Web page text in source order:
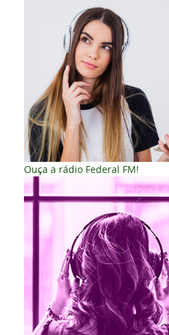
Ouça a rádio Federal FM!